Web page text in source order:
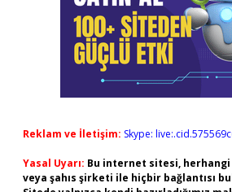
Reklam ve İletişim: Skype:
Yasal Uyarı: Bu internet sitesi,
veya şahıs şirketi ile hiçbir bağlantısı